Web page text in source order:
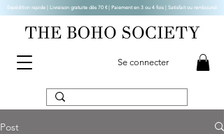
Se connecter
Expédition rapide | Livraison gratuite dès 70 € | Paiement en 3 ou 4 fois | Satisfait ou remboursé
Post